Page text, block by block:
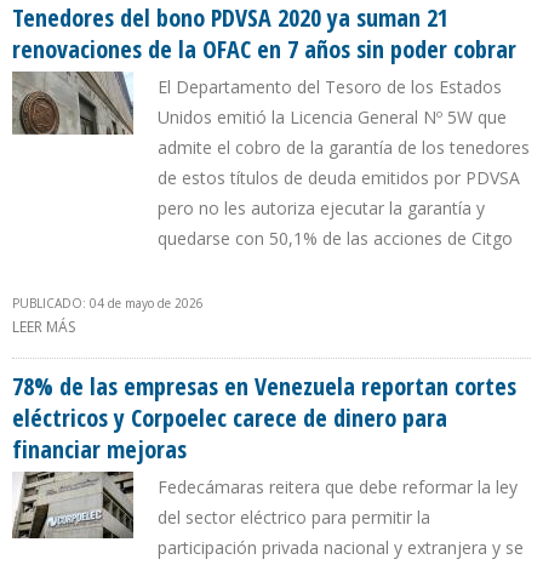
Tenedores del bono PDVSA 2020 ya suman 21
renovaciones de la OFAC en 7 años sin poder cobrar
El Departamento del Tesoro de los Estados
Unidos emitió la Licencia General Nº 5W que
admite el cobro de la garantía de los tenedores
de estos títulos de deuda emitidos por PDVSA
pero no les autoriza ejecutar la garantía y
quedarse con 50,1% de las acciones de Citgo
PUBLICADO: 04 de mayo de 2026
LEER MÁS
78% de las empresas en Venezuela reportan cortes
eléctricos y Corpoelec carece de dinero para
financiar mejoras
Fedecámaras reitera que debe reformar la ley
del sector eléctrico para permitir la
participación privada nacional y extranjera y se